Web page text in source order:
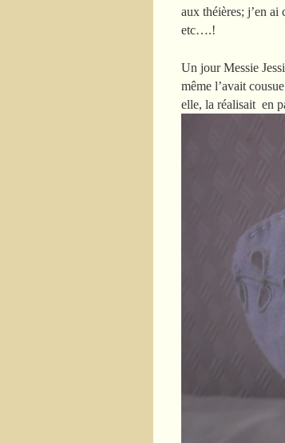
aux théières; j’en
etc….!
Un jour Messie
même l’avait
elle, la réalisait en